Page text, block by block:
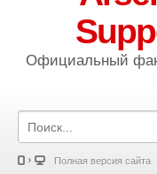
Официальный
Полная версия сайта